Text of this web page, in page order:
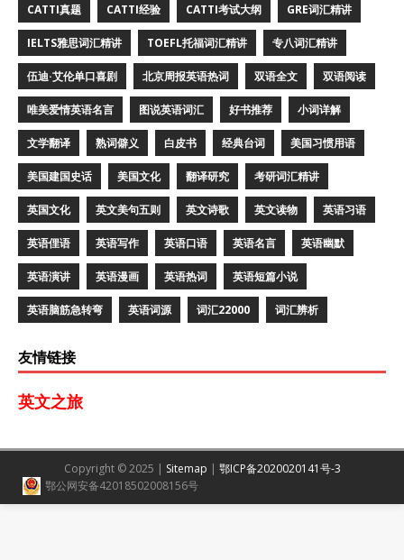
CATTI真题 CATTI经验 CATTI考试大纲 GRE词汇精讲
IELTS雅思词汇精讲 TOEFL托福词汇精讲 专八词汇精讲
伍迪·艾伦单口喜剧 北京周报英语热词 双语全文 双语阅读
唯美爱情英语名言 图说英语词汇 好书推荐 小词详解
文学翻译 熟词僻义 白皮书 经典台词 美国习惯用语
美国建国史话 美国文化 翻译研究 考研词汇精讲
英国文化 英文美句五则 英文诗歌 英文读物 英语习语
英语俚语 英语写作 英语口语 英语名言 英语幽默
英语演讲 英语漫画 英语热词 英语短篇小说
英语脑筋急转弯 英语词源 词汇22000 词汇辨析
友情链接
英文之旅
Copyright © 2025 | Sitemap | 鄂ICP备2020020141号-3
鄂公网安备42018502008156号